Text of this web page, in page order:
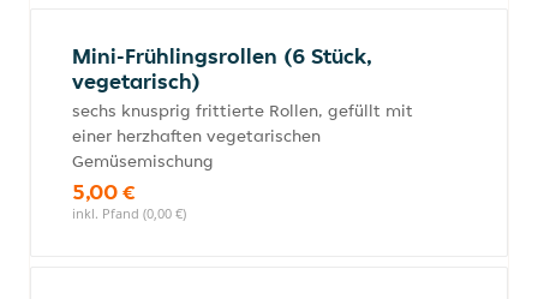
Mini-Frühlingsrollen (6 Stück,
vegetarisch)
sechs knusprig frittierte Rollen, gefüllt mit
einer herzhaften vegetarischen
Gemüsemischung
5,00 €
inkl. Pfand (0,00 €)